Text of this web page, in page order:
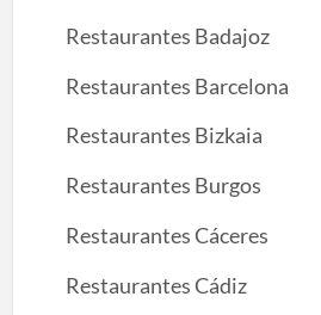
Restaurantes Badajoz
Restaurantes Barcelona
Restaurantes Bizkaia
Restaurantes Burgos
Restaurantes Cáceres
Restaurantes Cádiz